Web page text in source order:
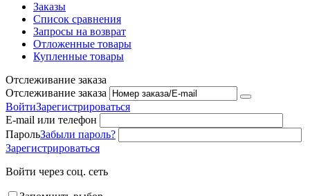
Заказы
Список сравнения
Запросы на возврат
Отложенные товары
Купленные товары
Отслеживание заказа
Отслеживание заказа
ВойтиЗарегистрироваться
E-mail или телефон
ПарольЗабыли пароль?
Зарегистрироваться
Войти через соц. сеть